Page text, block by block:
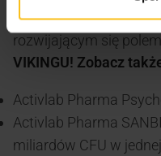
związek między
rozwijającym się
VIKINGU! Zobacz
Activlab Pharma
Activlab Pharma
miliardów CFU w